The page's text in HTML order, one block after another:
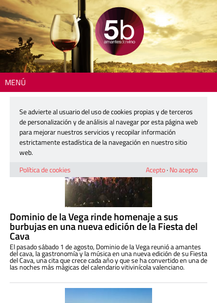
MENÚ
Reportajes
Dominio de la Vega rinde homenaje a sus
burbujas en una nueva edición de la Fiesta del
Cava
El pasado sábado 1 de agosto, Dominio de la Vega reunió a amantes
del cava, la gastronomía y la música en una nueva edición de su Fiesta
del Cava, una cita que crece cada año y que se ha convertido en una de
las noches más mágicas del calendario vitivinícola valenciano.
Se advierte al usuario del uso de cookies propias y de terceros
de personalización y de análisis al navegar por esta página web
para mejorar nuestros servicios y recopilar información
estrictamente estadística de la navegación en nuestro sitio
web.
Política de cookies
Acepto· No acepto